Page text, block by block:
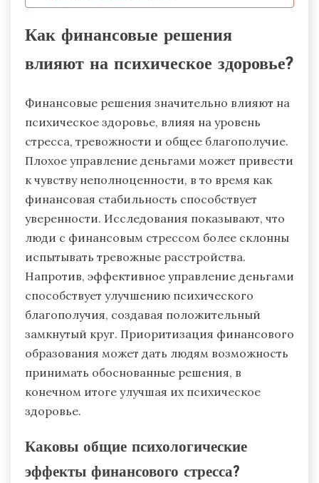
Как финансовые решения
влияют на психическое здоровье?
Финансовые решения значительно влияют на
психическое здоровье, влияя на уровень
стресса, тревожности и общее благополучие.
Плохое управление деньгами может привести
к чувству неполноценности, в то время как
финансовая стабильность способствует
уверенности. Исследования показывают, что
люди с финансовым стрессом более склонны
испытывать тревожные расстройства.
Напротив, эффективное управление деньгами
способствует улучшению психического
благополучия, создавая положительный
замкнутый круг. Приоритизация финансового
образования может дать людям возможность
принимать обоснованные решения, в
конечном итоге улучшая их психическое
здоровье.
Каковы общие психологические
эффекты финансового стресса?